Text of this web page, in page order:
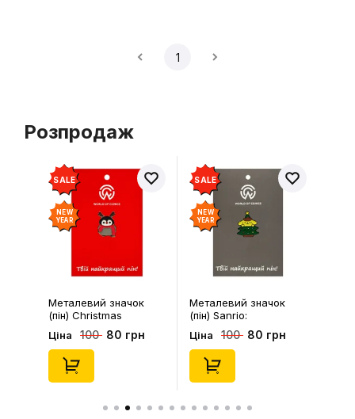
1
Розпродаж
SALE
NEW
YEAR
Металевий значок
(пін) Christmas
Penguin, (14578)
Ціна 100 80 грн
SALE
NEW
YEAR
Металевий значок
(пін) Sanrio:
Pompompurin On
Christmass Tree,
(14541)
Ціна 100 80 грн